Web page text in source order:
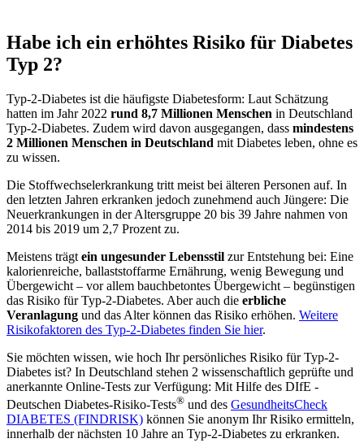
Habe ich ein erhöhtes Risiko für Diabetes
Typ 2?
Typ-2-Diabetes ist die häufigste Diabetesform: Laut Schätzung
hatten im Jahr 2022 rund 8,7 Millionen Menschen in Deutschland
Typ-2-Diabetes. Zudem wird davon ausgegangen, dass mindestens
2 Millionen Menschen in Deutschland mit Diabetes leben, ohne es
zu wissen.
Die Stoffwechselerkrankung tritt meist bei älteren Personen auf. In
den letzten Jahren erkranken jedoch zunehmend auch Jüngere: Die
Neuerkrankungen in der Altersgruppe 20 bis 39 Jahre nahmen von
2014 bis 2019 um 2,7 Prozent zu.
Meistens trägt ein ungesunder Lebensstil zur Entstehung bei: Eine
kalorienreiche, ballaststoffarme Ernährung, wenig Bewegung und
Übergewicht – vor allem bauchbetontes Übergewicht – begünstigen
das Risiko für Typ-2-Diabetes. Aber auch die erbliche
Veranlagung und das Alter können das Risiko erhöhen. Weitere
Risikofaktoren des Typ-2-Diabetes finden Sie hier.
Sie möchten wissen, wie hoch Ihr persönliches Risiko für Typ-2-
Diabetes ist? In Deutschland stehen 2 wissenschaftlich geprüfte und
anerkannte Online-Tests zur Verfügung: Mit Hilfe des DIfE -
Deutschen Diabetes-Risiko-Tests® und des GesundheitsCheck
DIABETES (FINDRISK) können Sie anonym Ihr Risiko ermitteln,
innerhalb der nächsten 10 Jahre an Typ-2-Diabetes zu erkranken.